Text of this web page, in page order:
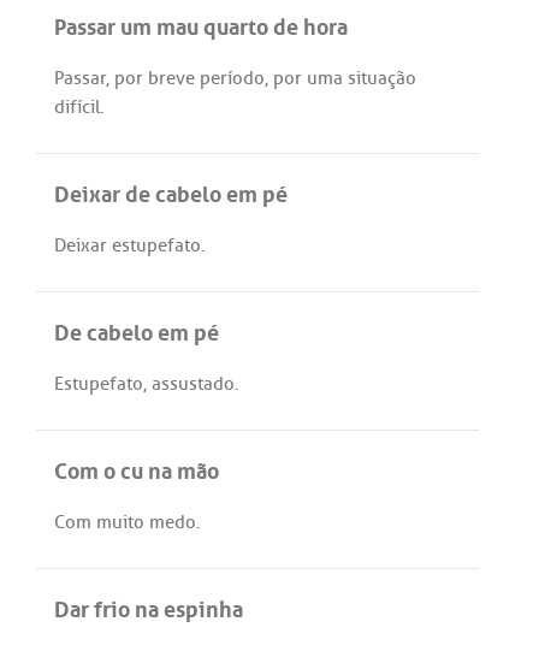
Passar um mau quarto de hora
Passar, por breve período, por uma situação
difícil.
Deixar de cabelo em pé
Deixar estupefato.
De cabelo em pé
Estupefato, assustado.
Com o cu na mão
Com muito medo.
Dar frio na espinha